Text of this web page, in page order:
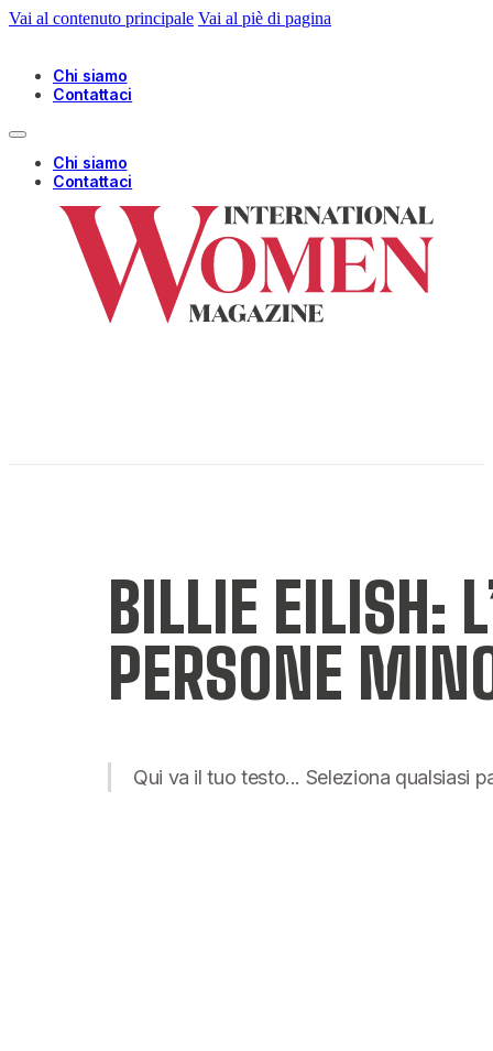
Vai al contenuto principale Vai al piè di pagina
Chi siamo
Contattaci
Chi siamo
Contattaci
BILLIE EILISH:
PERSONE
Qui va il tuo testo... Seleziona qualsiasi